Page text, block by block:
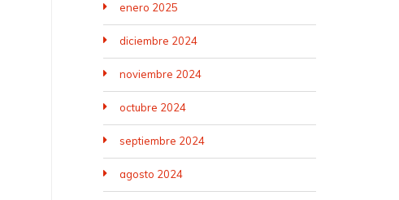
enero 2025
diciembre 2024
noviembre 2024
octubre 2024
septiembre 2024
agosto 2024